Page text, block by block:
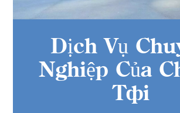
Dịch Vụ
Nghiệp Của
Tôi